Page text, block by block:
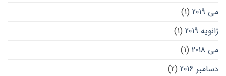
می 2019
(1)
ژانویه 2019
(1)
می 2018
(1)
دسامبر 2016
(2)